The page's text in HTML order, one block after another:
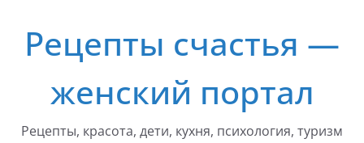
содержимому
Рецепты счастья —
женский портал
Рецепты, красота, дети, кухня, психология, туризм